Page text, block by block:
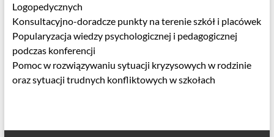
Logopedycznych
Konsultacyjno-doradcze punkty na terenie szkół i placówek
Popularyzacja wiedzy psychologicznej i pedagogicznej
podczas konferencji
Pomoc w rozwiązywaniu sytuacji kryzysowych w rodzinie
oraz sytuacji trudnych konfliktowych w szkołach